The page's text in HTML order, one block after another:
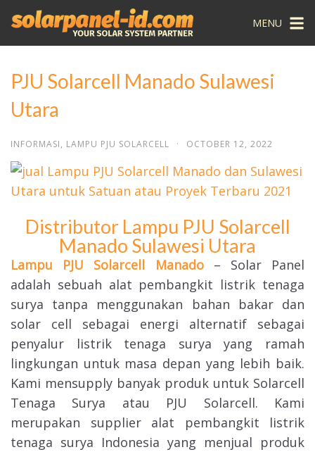
MENU
PJU Solarcell Manado Sulawesi
Utara
INFORMASI, LAMPU PJU SOLARCELL · OCTOBER 12, 2022
Distributor Lampu PJU Solarcell
Manado Sulawesi Utara
Lampu PJU Solarcell Manado– Solar Panel
adalah sebuah alat pembangkit listrik tenaga
surya tanpa menggunakan bahan bakar dan
solar cell sebagai energi alternatif sebagai
penyalur listrik tenaga surya yang ramah
lingkungan untuk masa depan yang lebih baik.
Kami mensupply banyak produk untuk Solarcell
Tenaga Surya atau PJU Solarcell. Kami
merupakan supplier alat pembangkit listrik
tenaga surya Indonesia yang menjual produk